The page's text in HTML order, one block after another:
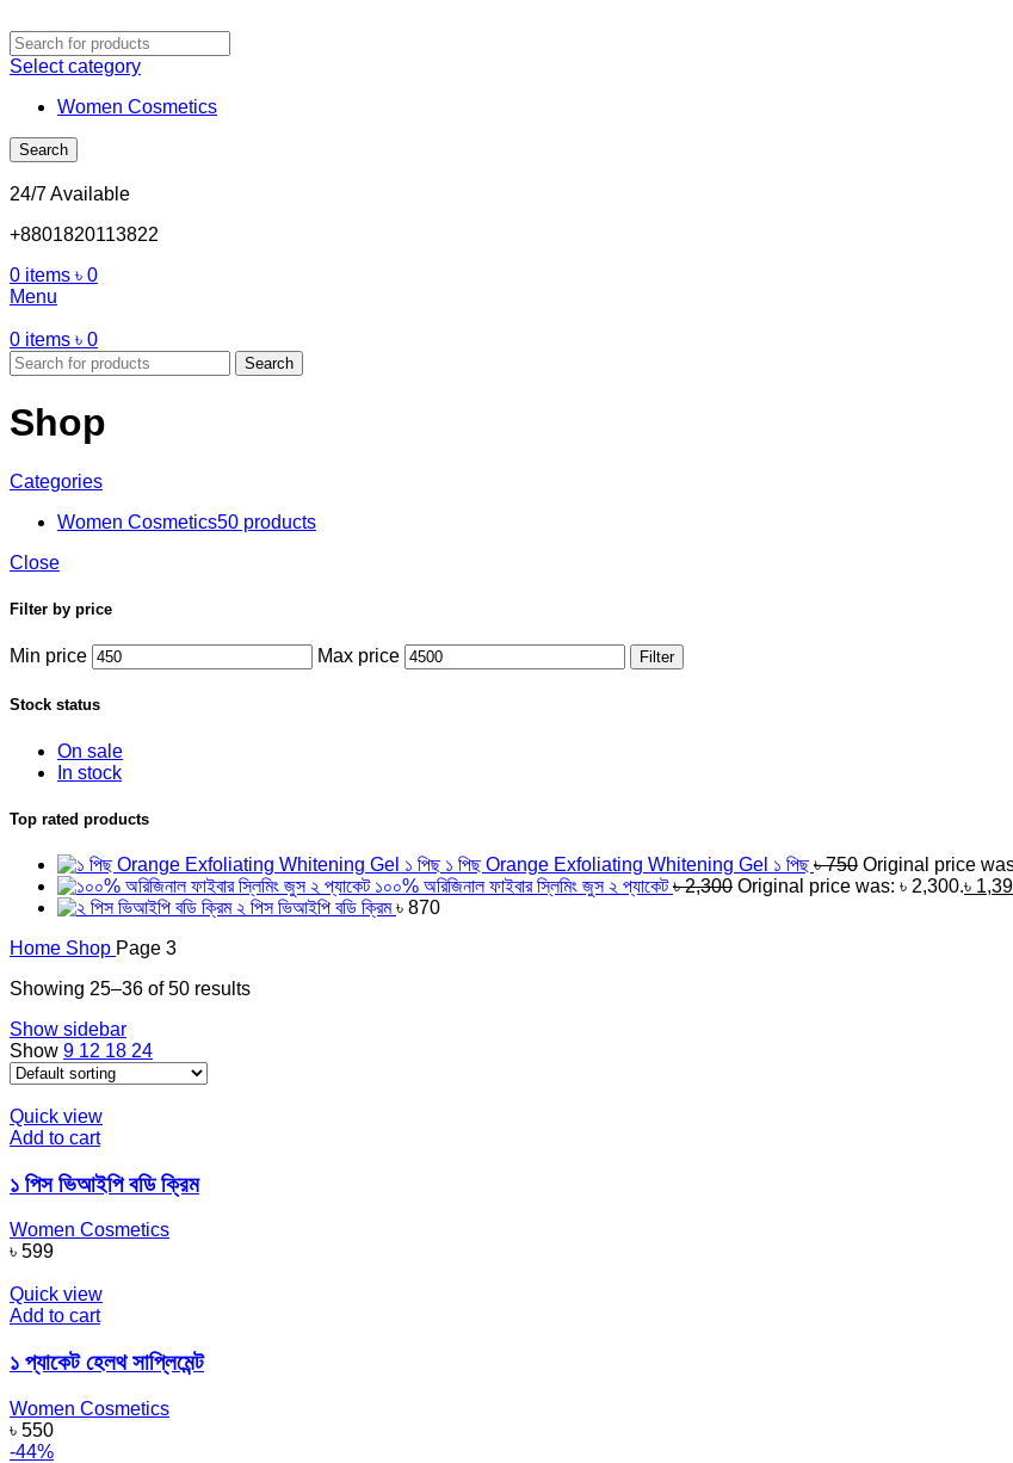
Select category
Women Cosmetics
Search
24/7 Available
+8801820113822
0 items ৳ 0
Menu
0 items ৳ 0
Search
Shop
Categories
Women Cosmetics50 products
Close
Filter by price
Min price Max price Filter
Stock status
On sale
In stock
Top rated products
১ পিছ Orange Exfoliating Whitening Gel ১ পিছ৳750 Original price
১০০% অরিজিনাল ফাইবার স্লিমিং জুস ২ প্যাকেট৳2,300 Original price was: ৳ 2,300.৳
২ পিস ভিআইপি বডি ক্রিম৳ 870
Home Shop Page 3
Showing 25–36 of 50 results
Show sidebar
Show 9 12 18 24
Quick view
Add to cart
১ পিস ভিআইপি বডি ক্রিম
Women Cosmetics
৳ 599
Quick view
Add to cart
১ প্যাকেট হেলথ সাপ্লিমেন্ট
Women Cosmetics
৳ 550
-44%